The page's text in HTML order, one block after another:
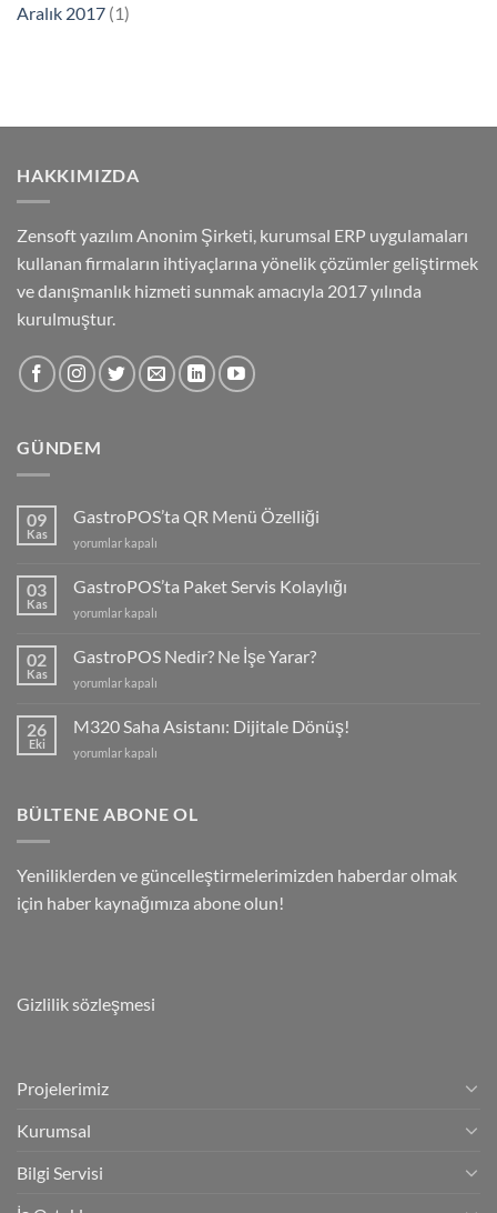
Aralık 2017 (1)
HAKKIMIZDA
Zensoft yazılım Anonim Şirketi, kurumsal ERP uygulamaları
kullanan firmaların ihtiyaçlarına yönelik çözümler geliştirmek
ve danışmanlık hizmeti sunmak amacıyla 2017 yılında
kurulmuştur.
GÜNDEM
09
Kas
GastroPOS’ta QR Menü Özelliği
GastroPOS’ta
Menü
Özelliği
için
yorumlar kapalı
03
Kas
GastroPOS’ta Paket Servis Kolaylığı
GastroPOS’ta
Servis
Kolaylığı
için
yorumlar kapalı
02
Kas
GastroPOS Nedir? Ne İşe Yarar?
GastroPOS
Ne
İşe
Yarar?
yorumlar kapalı
26
Eki
M320 Saha Asistanı: Dijitale Dönüş!
M320
Dijitale
yorumlar kapalı
BÜLTENE ABONE OL
Yeniliklerden ve güncelleştirmelerimizden haberdar olmak
için haber kaynağımıza abone olun!
Gizlilik sözleşmesi
Projelerimiz
Kurumsal
Bilgi Servisi